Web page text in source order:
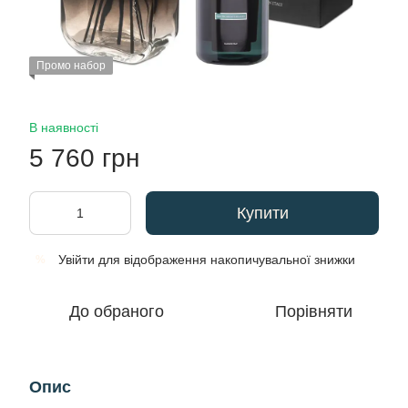
Промо набор
В наявності
5 760 грн
Купити
Увійти для відображення накопичувальної знижки
До обраного Порівняти
Опис